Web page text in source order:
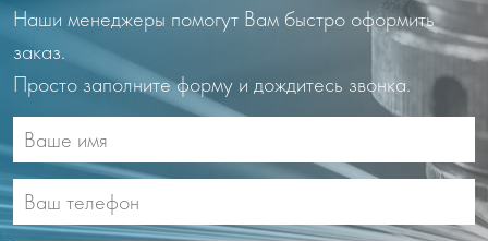
Наши менеджеры помогут Вам быстро оформить
заказ.
Просто заполните форму и дождитесь звонка.